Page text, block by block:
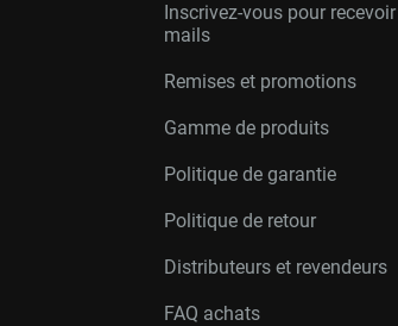
Inscrivez-vous pour
mails
Remises et promotions
Gamme de produits
Politique de garantie
Politique de retour
Distributeurs et revendeurs
FAQ achats